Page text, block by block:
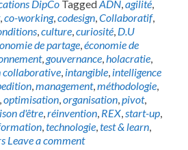
DipCo TaggedADN,agilité,
,co-working,codesign,Collaboratif,
,culture,curiosité, D.U
de partage,économie de
,gouvernance,holacratie,
collaborative, intangible, intelligence
,management,méthodologie,
,optimisation,organisation,pivot,
d'être,réinvention, REX,start-up,
,technologie,test & learn,
Leave a comment